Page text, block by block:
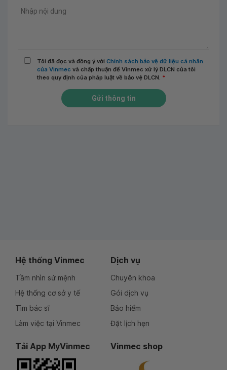
Tôi đã đọc và đồng ý với Chính sách bảo vệ dữ liệu cá nhân
của Vinmec và chấp thuận để Vinmec xử lý DLCN của tôi
theo quy định của pháp luật về bảo vệ DLCN. *
Gửi thông tin
Hệ thống Vinmec
Tầm nhìn sứ mệnh
Hệ thống cơ sở y tế
Tìm bác sĩ
Làm việc tại Vinmec
Dịch vụ
Chuyên khoa
Gói dịch vụ
Bảo hiểm
Đặt lịch hẹn
Tải App MyVinmec Vinmec shop